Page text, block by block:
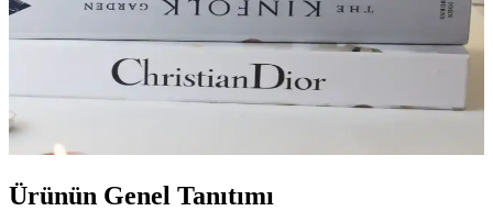
Ürünün Genel Tanıtımı